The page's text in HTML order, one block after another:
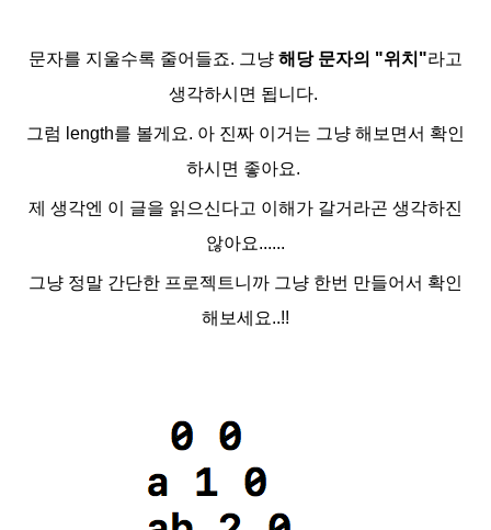
문자를 지울수록 줄어들죠. 그냥 해당 문자의 "위치"라고
생각하시면 됩니다.
그럼 length를 볼게요. 아 진짜 이거는 그냥 해보면서 확인
하시면 좋아요.
제 생각엔 이 글을 읽으신다고 이해가 갈거라곤 생각하진
않아요......
그냥 정말 간단한 프로젝트니까 그냥 한번 만들어서 확인
해보세요..!!